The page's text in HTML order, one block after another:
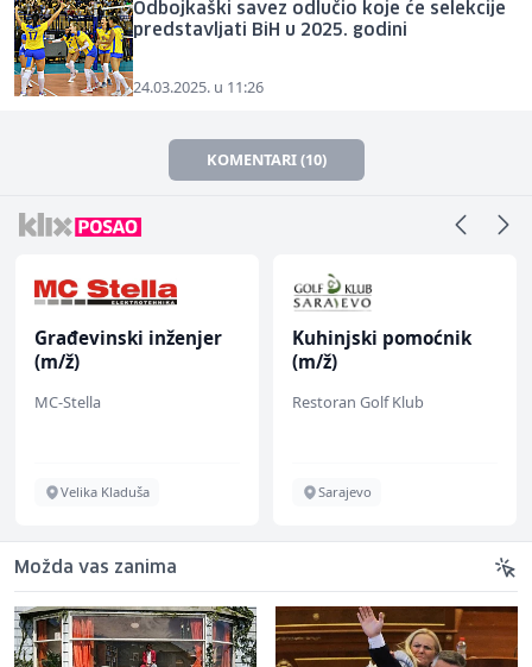
Odbojkaški savez odlučio koje će selekcije
predstavljati BiH u 2025. godini
24.03.2025. u 11:26
KOMENTARI (10)
Građevinski inženjer
(m/ž)
MC-Stella
Velika Kladuša
Kuhinjski pomoćnik
(m/ž)
Restoran Golf Klub
Sarajevo
Možda vas zanima